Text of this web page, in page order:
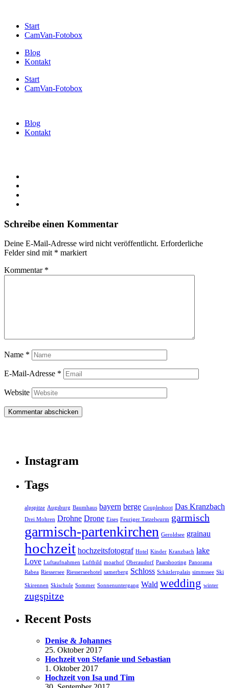
Start
CamVan-Fotobox
Blog
Kontakt
Start
CamVan-Fotobox
Blog
Kontakt
Schreibe einen Kommentar
Deine E-Mail-Adresse wird nicht veröffentlicht. Erforderliche
Felder sind mit * markiert
Kommentar *
Name *
E-Mail-Adresse *
Website
Instagram
Tags
alpspitze Augsburg Baumhaus bayern berge Coupleshoot Das Kranzbach
Drei Mohren Drohne Drone Eises Feuriger Tatzelwurm garmisch
garmisch-partenkirchen Geroldsee grainau
hochzeit hochzeitsfotograf Hotel Kinder Kranzbach lake
Love Luftaufnahmen Luftbild moarhof Oberaudorf Paarshooting Panorama
Rabea Riessersee Riesserseehotel samerberg Schloss Schäzlerpalais simmssee Ski
Skirennen Skischule Sommer Sonnenuntergang Wald wedding winter
zugspitze
Recent Posts
Denise & Johannes
25. Oktober 2017
Hochzeit von Stefanie und Sebastian
1. Oktober 2017
Hochzeit von Isa und Tim